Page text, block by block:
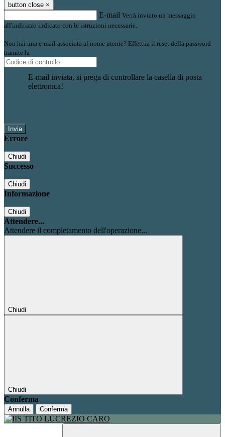
button close ×
E-mail Verrà inviato un messaggio
all'indirizzo indicato con le istruzioni necessarie.
Non hai una e-mail associata al nome utente? Effettua il reset della password
tramite la
E-mail inviata, si prega di controllare la casella di posta
elettronica!
Errore
Chiudi
Successo
Chiudi
Informazione
Chiudi
Attendere...
Attendere il completamento dell'operazione...
Chiudi
Chiudi
Conferma
Annulla Conferma